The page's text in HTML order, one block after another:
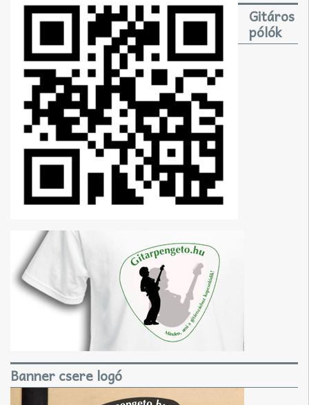
Gitáros
pólók
Banner csere logó